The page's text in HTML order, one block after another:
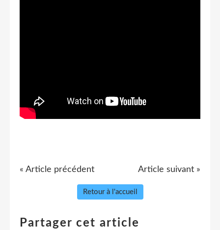
« Article précédent Article suivant »
Retour à l'accueil
Partager cet article